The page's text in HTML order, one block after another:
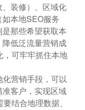
装修）、区域化
本地SEO服务
那些希望获取本
低泛流量营销成
，可牢牢抓住本地
营销手段，可以
客户，实现区域
结合地理数据、